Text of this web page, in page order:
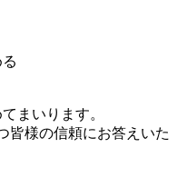
まいります。
皆様の信頼にお答えいた